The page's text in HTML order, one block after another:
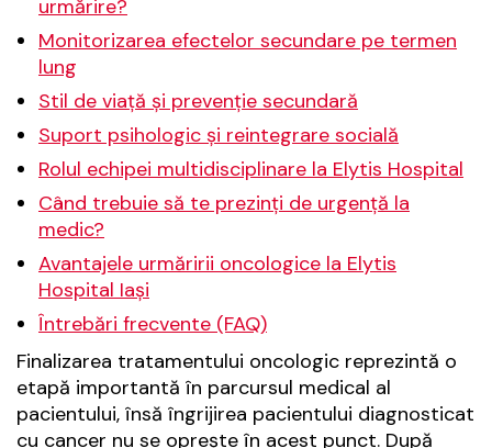
urmărire?
Monitorizarea efectelor secundare pe termen
lung
Stil de viață și prevenție secundară
Suport psihologic și reintegrare socială
Rolul echipei multidisciplinare la Elytis Hospital
Când trebuie să te prezinți de urgență la
medic?
Avantajele urmăririi oncologice la Elytis
Hospital Iași
Întrebări frecvente (FAQ)
Finalizarea tratamentului oncologic reprezintă o
etapă importantă în parcursul medical al
pacientului, însă îngrijirea pacientului diagnosticat
cu cancer nu se oprește în acest punct. După